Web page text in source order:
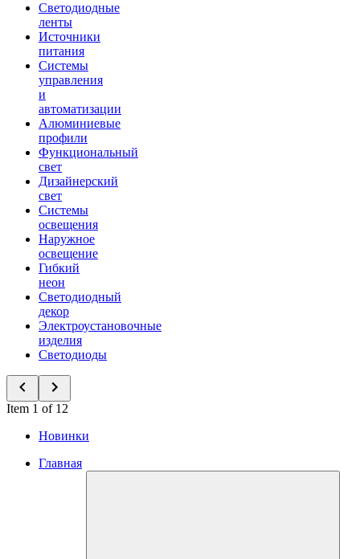
Светодиодные
ленты
Источники
питания
Системы
управления
и
автоматизации
Алюминиевые
профили
Функциональный
свет
Дизайнерский
свет
Системы
освещения
Наружное
освещение
Гибкий
неон
Светодиодный
декор
Электроустановочные
изделия
Светодиоды
Item 1 of 12
Новинки
Главная